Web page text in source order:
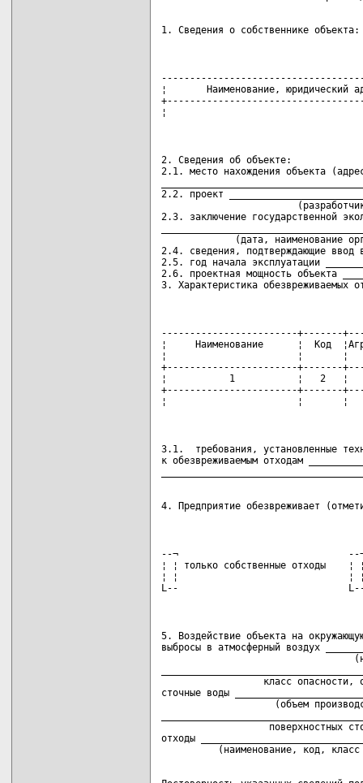
1. Сведения о собственнике объекта:
¦       Наименование,
¦
2. Сведения об объекте:
2.1. место нахождения объекта
2.2. проект
2.3. заключение государственной
(дата, наименование
2.4. сведения, подтверждающие ввод
2.5. год начала эксплуатации
2.6. проектная мощность объекта
3. Характеристика обезвреживаемых
------------------------+-------
¦     Наименование      ¦  Код
¦                       ¦       ¦
+-----------------------+-------
¦           1           ¦   2   ¦
+-----------------------+-------
¦                       ¦       ¦
3.1.  требования, установленные
к обезвреживаемым отходам
4. Предприятие обезвреживает
--¬                              --
¦ ¦ только собственные отходы    ¦
¦ ¦                              ¦ ¦ лиц и
L--
5. Воздействие объекта на
выбросы в атмосферный воздух
класс опасности,
сточные воды
(объем
поверхностных
отходы